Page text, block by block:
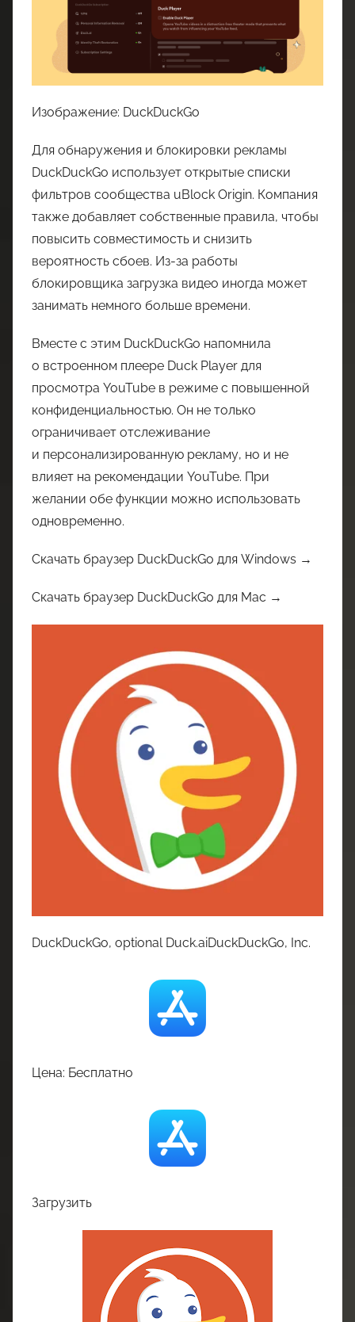
Изображение: DuckDuckGo
Для обнаружения и блокировки рекламы
DuckDuckGo использует открытые списки
фильтров сообщества uBlock Origin. Компания
также добавляет собственные правила, чтобы
повысить совместимость и снизить
вероятность сбоев. Из-за работы
блокировщика загрузка видео иногда может
занимать немного больше времени.
Вместе с этим DuckDuckGo напомнила
о встроенном плеере Duck Player для
просмотра YouTube в режиме с повышенной
конфиденциальностью. Он не только
ограничивает отслеживание
и персонализированную рекламу, но и не
влияет на рекомендации YouTube. При
желании обе функции можно использовать
одновременно.
Скачать браузер DuckDuckGo для Windows →
Скачать браузер DuckDuckGo для Mac →
DuckDuckGo, optional Duck.aiDuckDuckGo, Inc.
Цена: Бесплатно
Загрузить